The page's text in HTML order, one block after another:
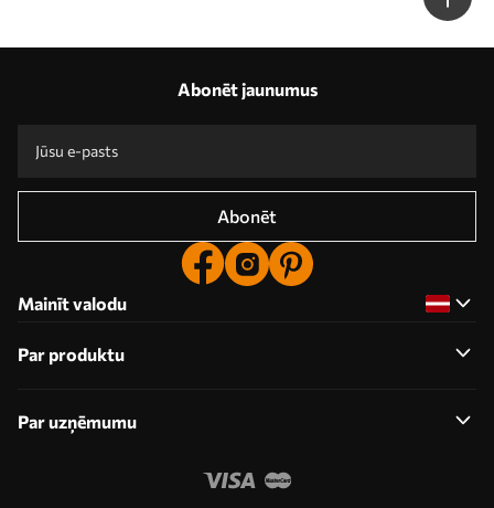
Abonēt jaunumus
Abonēt
Mainīt valodu
Par produktu
Par uzņēmumu